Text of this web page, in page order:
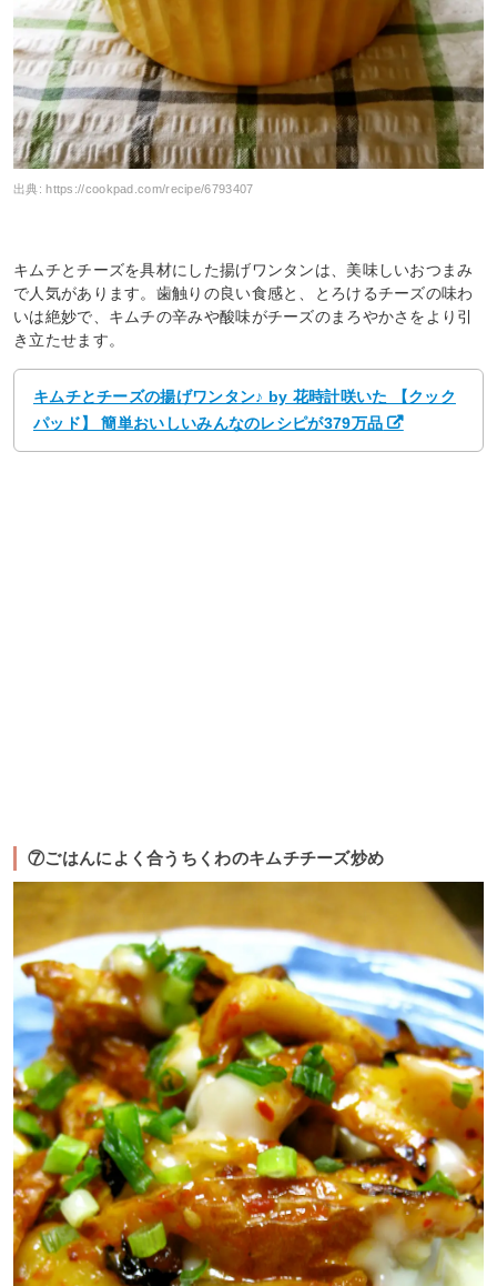
出典:https://cookpad.com/recipe/6793407
キムチとチーズを具材にした揚げワンタンは、美味しいおつまみ
で人気があります。歯触りの良い食感と、とろけるチーズの味わ
いは絶妙で、キムチの辛みや酸味がチーズのまろやかさをより引
き立たせます。
キムチとチーズの揚げワンタン♪ by 花時計咲いた 【クック
パッド】 簡単おいしいみんなのレシピが379万品
⑦ごはんによく合うちくわのキムチチーズ炒め